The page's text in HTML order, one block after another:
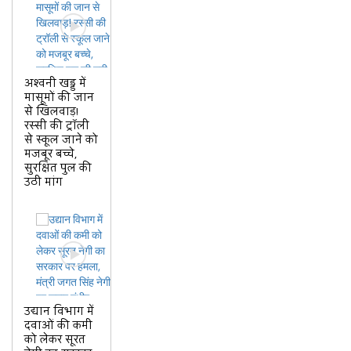
अश्वनी खड्ड में
मासूमों की जान
से खिलवाड़!
रस्सी की ट्रॉली
से स्कूल जाने को
मजबूर बच्चे,
सुरक्षित पुल की
उठी मांग
उद्यान विभाग में
दवाओं की कमी
को लेकर सूरत